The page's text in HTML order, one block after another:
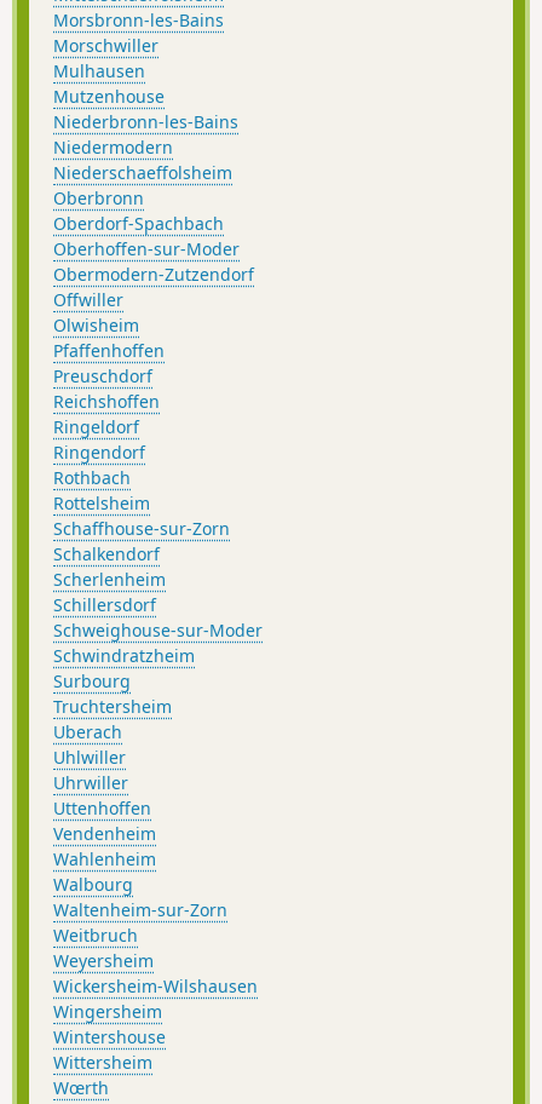
Morsbronn-les-Bains
Morschwiller
Mulhausen
Mutzenhouse
Niederbronn-les-Bains
Niedermodern
Niederschaeffolsheim
Oberbronn
Oberdorf-Spachbach
Oberhoffen-sur-Moder
Obermodern-Zutzendorf
Offwiller
Olwisheim
Pfaffenhoffen
Preuschdorf
Reichshoffen
Ringeldorf
Ringendorf
Rothbach
Rottelsheim
Schaffhouse-sur-Zorn
Schalkendorf
Scherlenheim
Schillersdorf
Schweighouse-sur-Moder
Schwindratzheim
Surbourg
Truchtersheim
Uberach
Uhlwiller
Uhrwiller
Uttenhoffen
Vendenheim
Wahlenheim
Walbourg
Waltenheim-sur-Zorn
Weitbruch
Weyersheim
Wickersheim-Wilshausen
Wingersheim
Wintershouse
Wittersheim
Wœrth